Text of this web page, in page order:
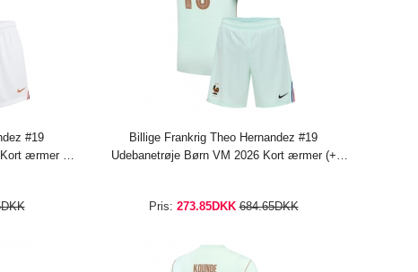
#19
ærmer (+
Billige Frankrig Theo Hernandez #19
Udebanetrøje Børn VM 2026 Kort ærmer (+
Pris: 273.85DKK 684.65DKK